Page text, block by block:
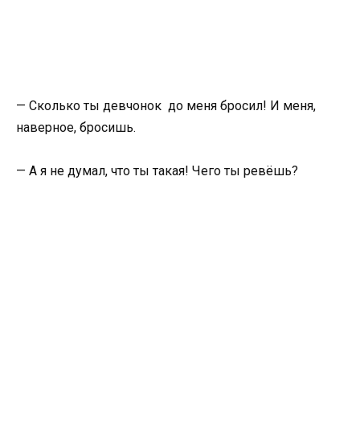
— Сколько ты девчонок до меня бросил! И меня,
наверное, бросишь.
— А я не думал, что ты такая! Чего ты ревёшь?